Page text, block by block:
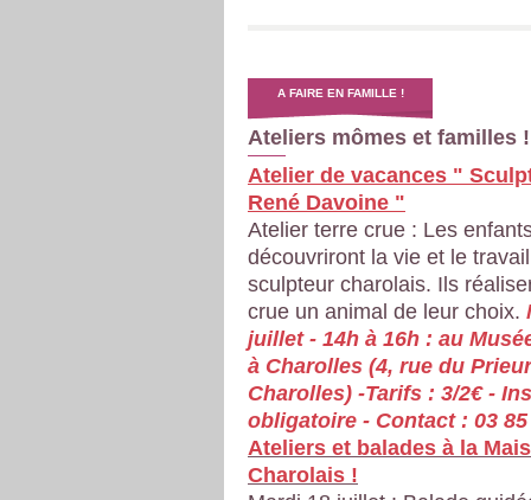
A FAIRE EN FAMILLE !
Ateliers mômes et familles !
Atelier de vacances "
René Davoine "
Atelier terre crue : Les
découvriront la vie et le
sculpteur charolais. Ils
crue un animal de leur choix.
juillet - 14h à 16h : au
à Charolles (4, rue du
Charolles) -Tarifs : 3/2€ -
obligatoire - Contact : 03 85
Ateliers et balades à la
Charolais !